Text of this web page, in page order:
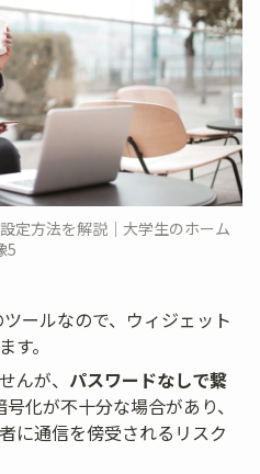
定方法を解説｜大学生のホーム
5
ールなので、ウィジェット
す。
んが、 パスワードなしで繋
化が不十分な場合があり、
に通信を傍受されるリスク